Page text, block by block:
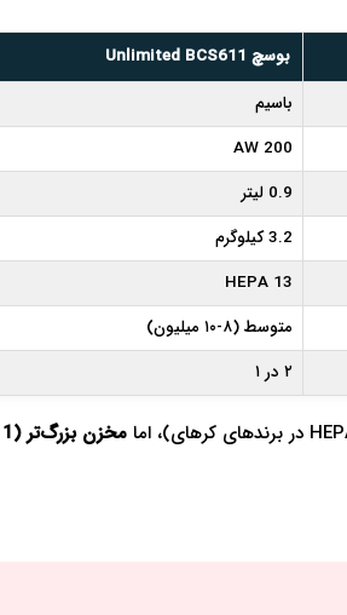
بوسچ Unlimited BCS611
باسیم
200 AW
0.9 لیتر
3.2 کیلوگرم
HEPA 13
متوسط (۸-۱۰ میلیون)
۲ در ۱
مخزن بزرگ‌تر (1 لیتر)